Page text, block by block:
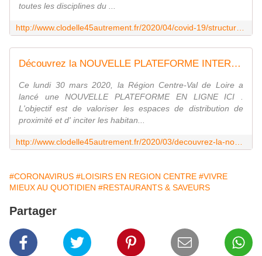
toutes les disciplines du ...
Découvrez la NOUVELLE PLATEFORME INTERACTIVE et mangez frais, local, de saison en RÉGION CENTRE VAL DE LOIRE - VIVRE AUTREMENT VOS LOISIRS avec Clodelle
Ce lundi 30 mars 2020, la Région Centre-Val de Loire a
lancé une NOUVELLE PLATEFORME EN LIGNE ICI .
L'objectif est de valoriser les espaces de distribution de
proximité et d' inciter les habitan...
#CORONAVIRUS #LOISIRS EN REGION CENTRE #VIVRE
MIEUX AU QUOTIDIEN #RESTAURANTS & SAVEURS
Partager